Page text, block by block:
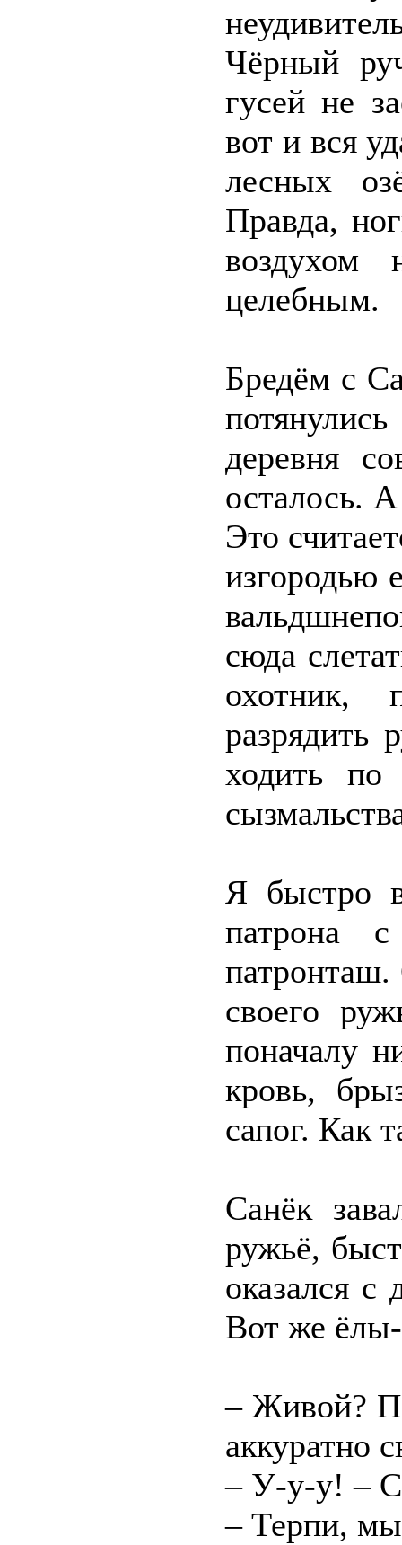
Чёрный
гусей не
вот и вся
лесных
Правда,
воздухом
целебным.
Бредём с
деревня
осталось.
Это
изгородью
сюда
охотник,
разрядить
ходить
Я быстро
патрона
патронташ.
своего
поначалу
кровь,
сапог. Как
Санёк
ружьё,
оказался
Вот же
– Живой?
аккуратно
– У-у-у! –
– Терпи,